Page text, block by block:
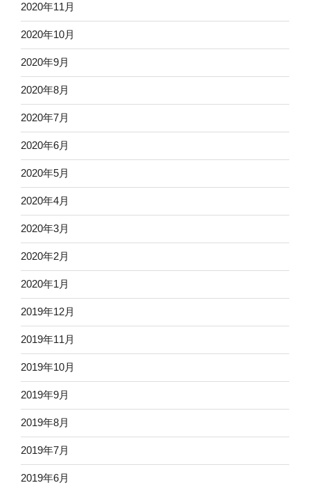
2020年11月
2020年10月
2020年9月
2020年8月
2020年7月
2020年6月
2020年5月
2020年4月
2020年3月
2020年2月
2020年1月
2019年12月
2019年11月
2019年10月
2019年9月
2019年8月
2019年7月
2019年6月